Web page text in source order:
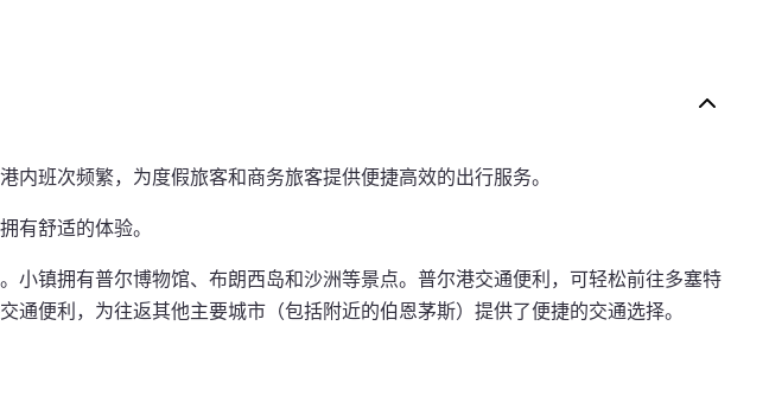
班次频繁，为度假旅客和商务旅客提供便捷高效的出行服务。
有舒适的体验。
镇拥有普尔博物馆、布朗西岛和沙洲等景点。普尔港交通便利，可轻松前往多塞特
便利，为往返其他主要城市（包括附近的伯恩茅斯）提供了便捷的交通选择。